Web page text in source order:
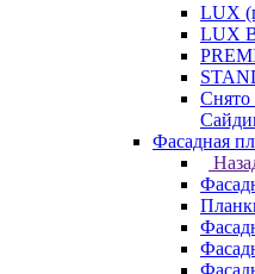
LUX
LUX
Снято
Фасадная